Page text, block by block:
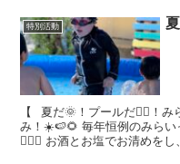
特別活動
【⠀夏だ🌞！プールだ🏊‍♂️！
み！☀️🍉🌻 毎年恒例のみらい
🏊‍♂️✨ お酒とお塩でお清めを